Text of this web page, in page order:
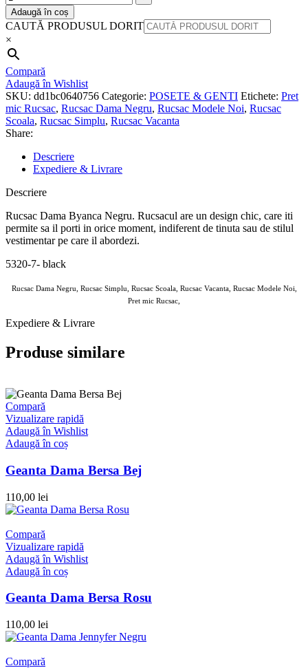
Adaugă în coș
CAUTĂ PRODUSUL DORIT
×
Compară
Adaugă în Wishlist
SKU: dd1bc0640756 Categorie: POSETE & GENTI Etichete: Pret
mic Rucsac, Rucsac Dama Negru, Rucsac Modele Noi, Rucsac
Scoala, Rucsac Simplu, Rucsac Vacanta
Share:
Descriere
Expediere & Livrare
Descriere
Rucsac Dama Byanca Negru. Rucsacul are un design chic, care iti
permite sa il porti in orice moment, indiferent de tinuta sau de stilul
vestimentar pe care il abordezi.
5320-7- black
Rucsac Dama Negru, Rucsac Simplu, Rucsac Scoala, Rucsac Vacanta, Rucsac Modele Noi,
Pret mic Rucsac,
Expediere & Livrare
Produse similare
Compară
Vizualizare rapidă
Adaugă în Wishlist
Adaugă în coș
Geanta Dama Bersa Bej
110,00 lei
Compară
Vizualizare rapidă
Adaugă în Wishlist
Adaugă în coș
Geanta Dama Bersa Rosu
110,00 lei
Compară